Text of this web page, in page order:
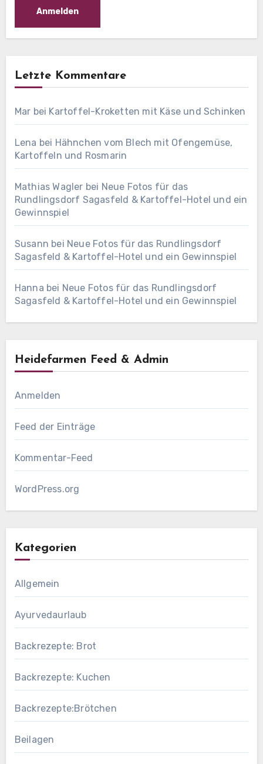
Letzte Kommentare
Mar bei Kartoffel-Kroketten mit Käse und Schinken
Lena bei Hähnchen vom Blech mit Ofengemüse,
Kartoffeln und Rosmarin
Mathias Wagler bei Neue Fotos für das
Rundlingsdorf Sagasfeld & Kartoffel-Hotel und ein
Gewinnspiel
Susann bei Neue Fotos für das Rundlingsdorf
Sagasfeld & Kartoffel-Hotel und ein Gewinnspiel
Hanna bei Neue Fotos für das Rundlingsdorf
Sagasfeld & Kartoffel-Hotel und ein Gewinnspiel
Heidefarmen Feed & Admin
Anmelden
Feed der Einträge
Kommentar-Feed
WordPress.org
Kategorien
Allgemein
Ayurvedaurlaub
Backrezepte: Brot
Backrezepte: Kuchen
Backrezepte:Brötchen
Beilagen